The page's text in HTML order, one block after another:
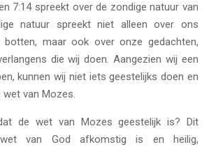
7:14 spreekt over de zondige natuur van
natuur spreekt niet alleen over ons
botten, maar ook over onze gedachten,
die wij doen. Aangezien wij een
kunnen wij niet iets geestelijks doen en
wet van Mozes.
de wet van Mozes geestelijk is? Dit
van God afkomstig is en heilig,